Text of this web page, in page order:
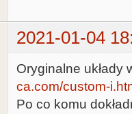
2021-01-04
Oryginalne
ca.com/custom-
Po co komu